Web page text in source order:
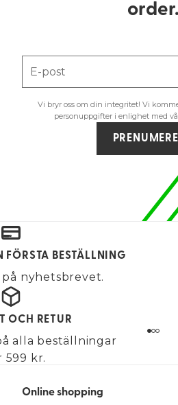
order.
E-post
Vi bryr oss om din integritet! Vi
personuppgifter i enlighet med
FÖRSTA BESTÄLLNING
nyhetsbrevet.
OCH RETUR
alla beställningar
599 kr.
Online shopping